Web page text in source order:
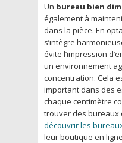
Un bureau bien
également à
dans la pièce. En
s’intègre
évite l’impression
un environnement
concentration. Cela
important dans des
chaque centimètre
trouver des bureaux
découvrir les
leur boutique en